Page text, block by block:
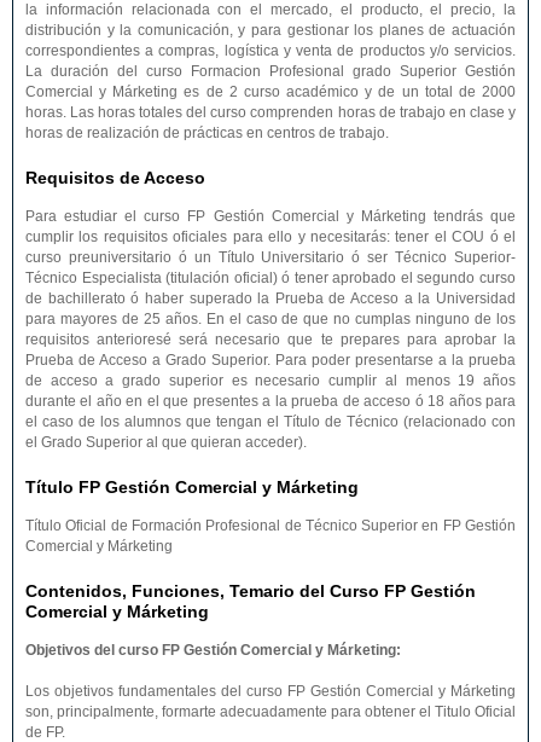
la información relacionada con el mercado, el producto, el precio, la
distribución y la comunicación, y para gestionar los planes de actuación
correspondientes a compras, logística y venta de productos y/o servicios.
La duración del curso Formacion Profesional grado Superior Gestión
Comercial y Márketing es de 2 curso académico y de un total de 2000
horas. Las horas totales del curso comprenden horas de trabajo en clase y
horas de realización de prácticas en centros de trabajo.
Requisitos de Acceso
Para estudiar el curso FP Gestión Comercial y Márketing tendrás que
cumplir los requisitos oficiales para ello y necesitarás: tener el COU ó el
curso preuniversitario ó un Título Universitario ó ser Técnico Superior-
Técnico Especialista (titulación oficial) ó tener aprobado el segundo curso
de bachillerato ó haber superado la Prueba de Acceso a la Universidad
para mayores de 25 años. En el caso de que no cumplas ninguno de los
requisitos anterioresé será necesario que te prepares para aprobar la
Prueba de Acceso a Grado Superior. Para poder presentarse a la prueba
de acceso a grado superior es necesario cumplir al menos 19 años
durante el año en el que presentes a la prueba de acceso ó 18 años para
el caso de los alumnos que tengan el Título de Técnico (relacionado con
el Grado Superior al que quieran acceder).
Título FP Gestión Comercial y Márketing
Título Oficial de Formación Profesional de Técnico Superior en FP Gestión
Comercial y Márketing
Contenidos, Funciones, Temario del Curso FP Gestión
Comercial y Márketing
Objetivos del curso FP Gestión Comercial y Márketing:
Los objetivos fundamentales del curso FP Gestión Comercial y Márketing
son, principalmente, formarte adecuadamente para obtener el Titulo Oficial
de FP.